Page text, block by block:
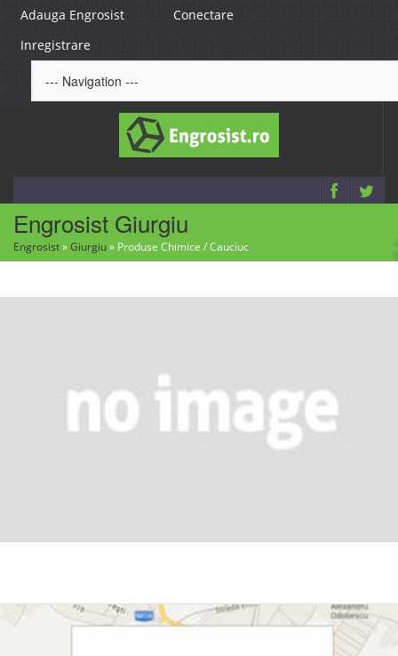
Adauga Engrosist
Conectare
Inregistrare
Engrosist Giurgiu
Engrosist»Giurgiu» Produse Chimice / Cauciuc